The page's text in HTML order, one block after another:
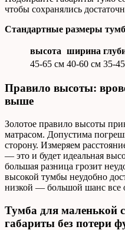
чтобы сохранялись
Стандартные размеры
высота ширина
45-65 см 40-60 см 35-
Правило высоты:
выше
Золотое правило высоты
матрасом. Допустима
сторону. Измеряем
— это и будет идеальная
большая разница грозит
высокой тумбы неудобно
низкой — большой шанс все
Тумба для маленькой
габариты без потери